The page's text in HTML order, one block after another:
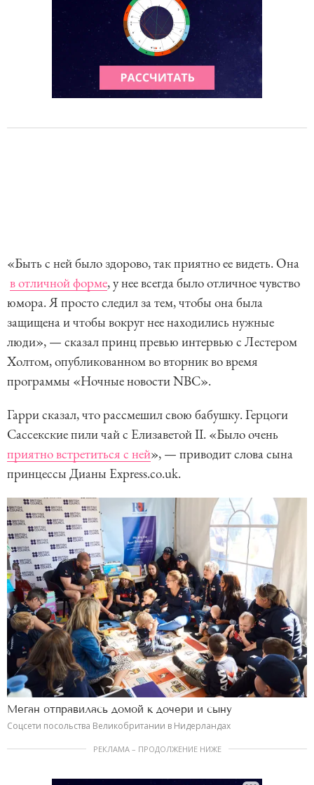
«Быть с ней было здорово, так приятно ее видеть. Она
в отличной форме, у нее всегда было отличное чувство
юмора. Я просто следил за тем, чтобы она была
защищена и чтобы вокруг нее находились нужные
люди», — сказал принц превью интервью с Лестером
Холтом, опубликованном во вторник во время
программы «Ночные новости NBC».
Гарри сказал, что рассмешил свою бабушку. Герцоги
Сассекские пили чай с Елизаветой II. «Было очень
приятно встретиться с ней», — приводит слова сына
принцессы Дианы Express.co.uk.
Меган отправилась домой к дочери и сыну
Соцсети посольства Великобритании в Нидерландах
РЕКЛАМА – ПРОДОЛЖЕНИЕ НИЖЕ